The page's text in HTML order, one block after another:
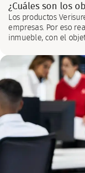
¿Cuáles son los
Los productos
empresas. Por eso
inmueble, con el